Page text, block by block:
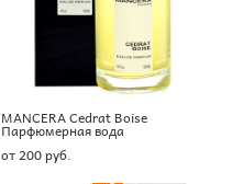
MANCERA Cedrat Boise
Парфюмерная вода
от 200 pуб.